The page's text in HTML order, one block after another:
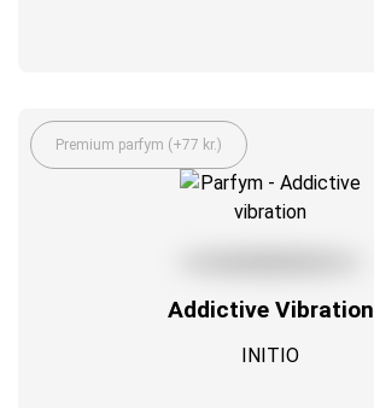
Premium parfym (+77 kr.)
Addictive Vibration
INITIO